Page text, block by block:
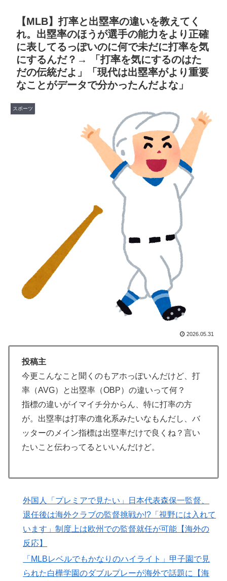
後は海外クラブの監督挑戦か!?「視野には入れていま
す」制度上は欧州での監督就任が可能【海外の反応】
▶ 【あんこ】やる夫はパーティーを追放され復讐に生きる
ようです ～仕返し？ ざまぁ？ 人として幸せに生きるこ
とで相手に復讐しますが、何か？～ その3
▶ 韓国、サッカーW杯予選で審判を性接待して買収してい
私が作った餃子ラーメンを見てくれ←「見事だ」（海外
海外「日本人は何に使ってるんだ？」 世界的ブームの
日本の食品、買ってみたものの使い道が分からない外国
外国人「ドイツと日本、あらゆる面を比較したらどっち
フランス人「なぜ移籍させない?」中村敬斗に複数オフ
ァー！ランスが46億円要求でまさかの残留の可能性浮
上！現地サポの本音がこれ！【海外の反応】
トルコ人「日本人まで獲るのか」上田綺世、トルコ名門
が巨額の正式オファー！現地サポが騒然！【海外の反
応】
韓国人「手術中に震度6強の地震、その時の日本の医療
スタッフたちの姿をご覧ください」→「マジで鳥肌立っ
▶ 海外「日本人は何に使ってるんだ？」 世界的ブームの
人が続出
日本からの「海外送金が最も多い国ランキング」2位は
インドネシア、1位は？【タイ人の反応】
▶
韓国人「韓国人が『日本の地下鉄は複雑すぎる』と感じ
る！」（海外の反応）
▶
海外「不思議だね！」日本の雇用制度の正しさに気づき
始めた欧米に海外が大騒ぎ
▶
韓国人「日本の村上宗隆 vs 韓国のイ・ジョンフ」
→「」【MLB】
▶
海外「羨ましい！」日本ならではの夏の風物詩に海外が
【MLB】打率と出塁率の違いを教えてく
れ。出塁率のほうが選手の能力をより正確
に表してるっぽいのに何で未だに打率を気
にするんだ？→ 「打率を気にするのはた
だの伝統だよ」「現代は出塁率がより重要
なことがデータで分かったんだよな」
スポーツ
2026.05.31
投稿主
今更こんなこと聞くのもアホっぽいんだけど、打
率（AVG）と出塁率（OBP）の違いって何？
指標の違いがイマイチ分からん、特に打率の方
が。出塁率は打率の進化系みたいなもんだし、バ
ッターのメイン指標は出塁率だけで良くね？言い
たいこと伝わってるといいんだけど。
外国人「プレミアで見たい」日本代表森保一監督、
退任後は海外クラブの監督挑戦か!?「視野には入れて
います」制度上は欧州での監督就任が可能【海外の
反応】
「MLBレベルでもかなりのハイライト」甲子園で見
られた白樺学園のダブルプレーが海外で話題に【海